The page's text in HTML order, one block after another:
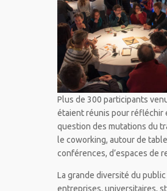
Plus de 300 participants
étaient réunis pour réfléchir
question des mutations du
le coworking, autour de
conférences, d’espaces de
La grande diversité du
entreprises, universitaires,